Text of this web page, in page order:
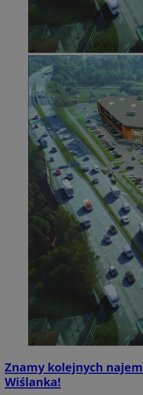
Znamy kolejnych
Wiślanka!